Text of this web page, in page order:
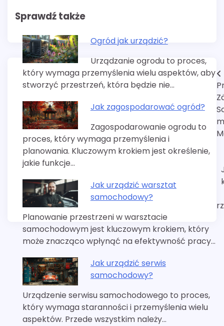
Sprawdź także
Ogród jak urządzić?
Urządzanie ogrodu to proces,
który wymaga przemyślenia wielu aspektów, aby
stworzyć przestrzeń, która będzie nie…
Jak zagospodarować ogród?
Zagospodarowanie ogrodu to
proces, który wymaga przemyślenia i
planowania. Kluczowym krokiem jest określenie,
jakie funkcje…
Jak urządzić warsztat
samochodowy?
Planowanie przestrzeni w warsztacie
samochodowym jest kluczowym krokiem, który
może znacząco wpłynąć na efektywność pracy…
Jak urządzić serwis
samochodowy?
Urządzenie serwisu samochodowego to proces,
który wymaga staranności i przemyślenia wielu
aspektów. Przede wszystkim należy…
Nawigacja
wpisu